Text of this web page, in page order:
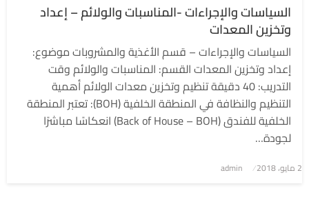
السياسات والإجراءات -المناسبات والولائم – إعداد
وتخزين المعدات
السياسات والإجراءات – قسم الأغذية والمشروبات موضوع:
إعداد وتخزين المعدات القسم: المناسبات والولائم وقت
التدريب: 40 دقيقة تنظيم وتخزين معدات الولائم أهمية
التنظيم والنظافة في المنطقة الخلفية (BOH): تعتبر المنطقة
الخلفية للفندق (Back of House – BOH) انعكاسًا مباشرًا
لجودة…
نُشر
2 مايو، 2018 admin